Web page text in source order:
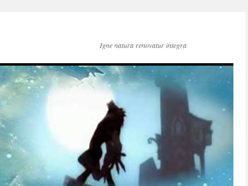
Igne natura renovatur integra